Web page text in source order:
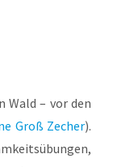
Wald – vor den
Groß Zecher).